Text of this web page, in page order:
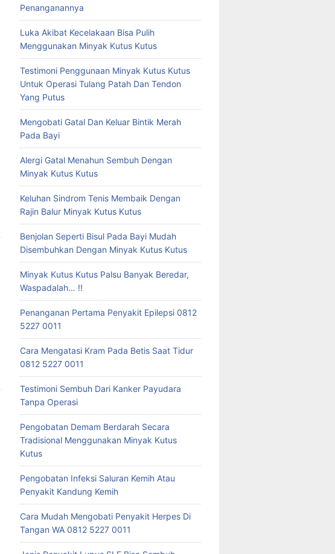
Penanganannya
Luka Akibat Kecelakaan Bisa Pulih
Menggunakan Minyak Kutus Kutus
Testimoni Penggunaan Minyak Kutus Kutus
Untuk Operasi Tulang Patah Dan Tendon
Yang Putus
Mengobati Gatal Dan Keluar Bintik Merah
Pada Bayi
Alergi Gatal Menahun Sembuh Dengan
Minyak Kutus Kutus
Keluhan Sindrom Tenis Membaik Dengan
Rajin Balur Minyak Kutus Kutus
Benjolan Seperti Bisul Pada Bayi Mudah
Disembuhkan Dengan Minyak Kutus Kutus
Minyak Kutus Kutus Palsu Banyak Beredar,
Waspadalah… !!
Penanganan Pertama Penyakit Epilepsi 0812
5227 0011
Cara Mengatasi Kram Pada Betis Saat Tidur
0812 5227 0011
Testimoni Sembuh Dari Kanker Payudara
Tanpa Operasi
Pengobatan Demam Berdarah Secara
Tradisional Menggunakan Minyak Kutus
Kutus
Pengobatan Infeksi Saluran Kemih Atau
Penyakit Kandung Kemih
Cara Mudah Mengobati Penyakit Herpes Di
Tangan WA 0812 5227 0011